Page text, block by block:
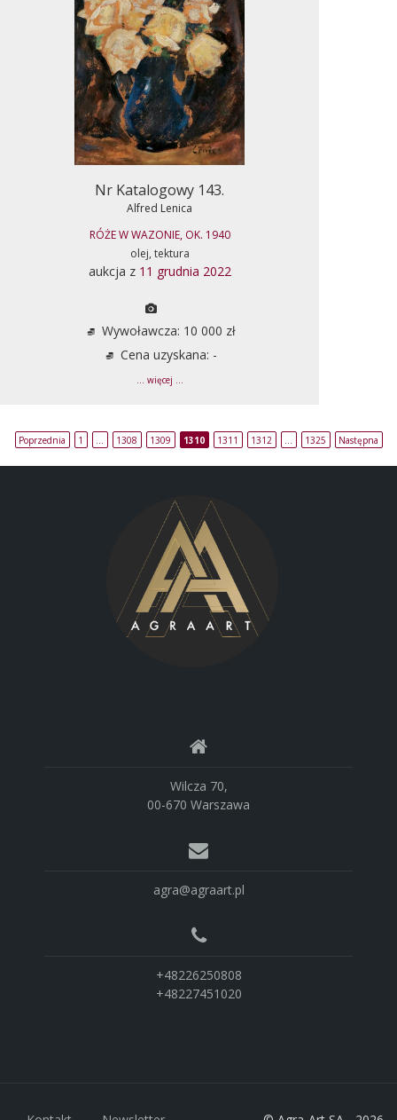
Nr Katalogowy 143.
Alfred Lenica
RÓŻE W WAZONIE, OK. 1940
olej, tektura
aukcja z 11 grudnia 2022
Wywoławcza: 10 000 zł
Cena uzyskana: -
... więcej ...
Poprzednia 1 1308 1309 1310 1311 1312 1325 Następna
Wilcza 70,
00-670 Warszawa
agra@agraart.pl
+48226250808
+48227451020